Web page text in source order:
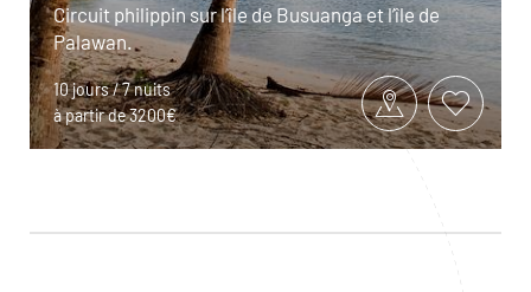
Circuit philippin sur l’île de Busuanga et l’île de
Palawan.
10 jours / 7 nuits
à partir de 3200€